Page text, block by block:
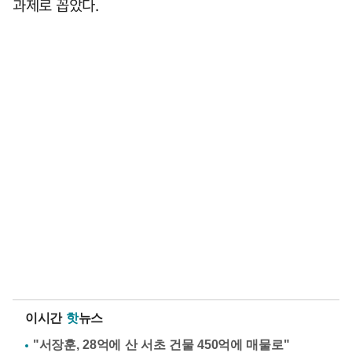
과제로 꼽았다.
이시간 핫뉴스
"서장훈, 28억에 산 서초 건물 450억에 매물로"